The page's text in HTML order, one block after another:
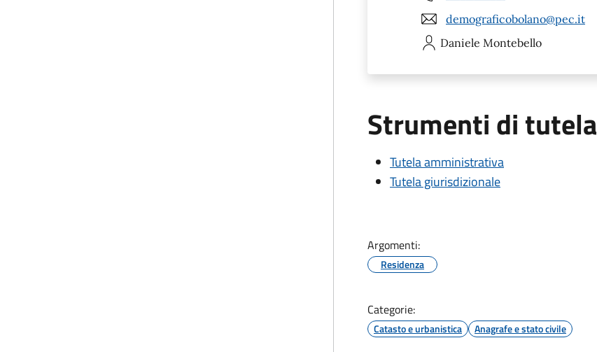
demograficobolano@pec.it
Daniele Montebello
Strumenti di tutela
Tutela amministrativa
Tutela giurisdizionale
Argomenti:
Residenza
Categorie:
Catasto e urbanistica Anagrafe e stato civile